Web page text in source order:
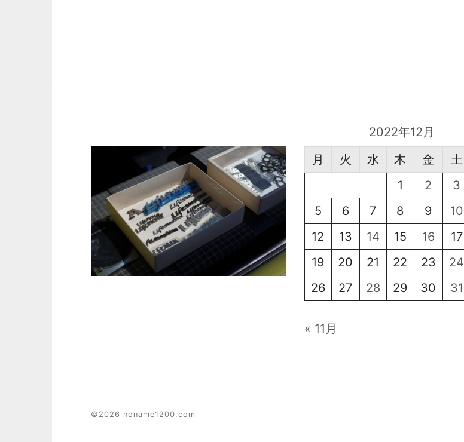
2022年12月
月
火 水 木 金 土
1
2 3
5
6 7 8 9 10
12
13 14 15 16 17
19
20 21 22 23 24
26
27 28 29 30 31
« 11月
©2026 noname1200.com